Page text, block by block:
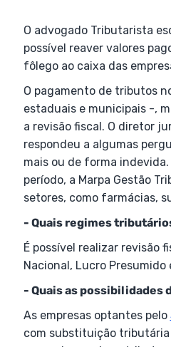
O advogado Tributarista
possível reaver valores
fôlego ao caixa das
O pagamento de tributos
estaduais e municipais -,
a revisão fiscal. O diretor
respondeu a algumas
mais ou de forma
período, a Marpa Gestão
setores, como farmácias,
- Quais regimes
É possível realizar revisão
Nacional, Lucro Presumido
- Quais as possibilidades
As empresas optantes pelo
com substituição tributária